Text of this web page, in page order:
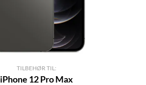
TILBEHØR TIL:
iPhone 12 Pro Max